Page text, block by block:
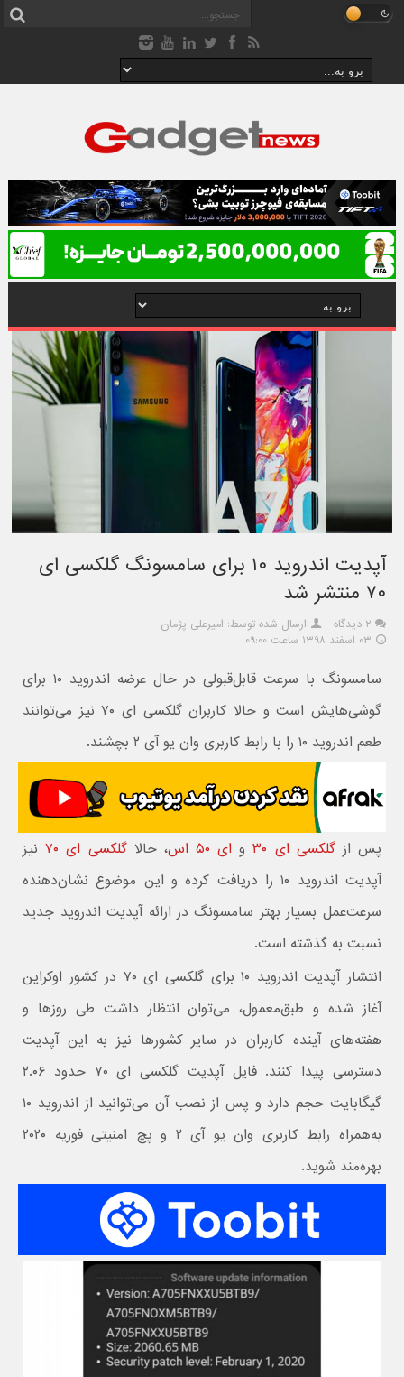
آپدیت اندروید ۱۰ برای سامسونگ گلکسی ای
۷۰ منتشر شد
۲ دیدگاه
ارسال شده توسط: امیرعلی پژمان
۰۳ اسفند ۱۳۹۸ ساعت ۰۹:۰۰
سامسونگ با سرعت قابل‌قبولی در حال عرضه اندروید ۱۰ برای
گوشی‌هایش است و حالا کاربران گلکسی ای ۷۰ نیز می‌توانند
طعم اندروید ۱۰ را با رابط کاربری وان یو آی ۲ بچشند.
پس ازگلکسی ای ۳۰ و ای ۵۰ اس ،‌ حالاگلکسی ای ۷۰
نیز
آپدیت اندروید ۱۰ را دریافت کرده و این موضوع نشان‌دهنده
سرعت‌عمل بسیار بهتر سامسونگ در ارائه آپدیت اندروید جدید
نسبت به گذشته است.
انتشار آپدیت اندروید ۱۰ برای گلکسی ای ۷۰ در کشور اوکراین
آغاز شده و طبق‌معمول، می‌توان انتظار داشت طی روزها و
هفته‌های آینده کاربران در سایر کشورها نیز به این آپدیت
دسترسی پیدا کنند. فایل آپدیت گلکسی ای ۷۰ حدود ۲.۰۶
گیگابایت حجم دارد و پس از نصب آن می‌توانید از اندروید ۱۰
به‌همراه رابط کاربری وان یو آی ۲ و پچ امنیتی فوریه ۲۰۲۰
بهره‌مند شوید.